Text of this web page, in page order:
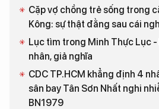
Cặp vợ chồng trẻ sống trong
Kông: sự thật đằng sau cái
Lục tìm trong Minh Thực Lục -
nhân, giả nghĩa
CDC TP.HCM khẳng định 4
sân bay Tân Sơn Nhất nghi
BN1979